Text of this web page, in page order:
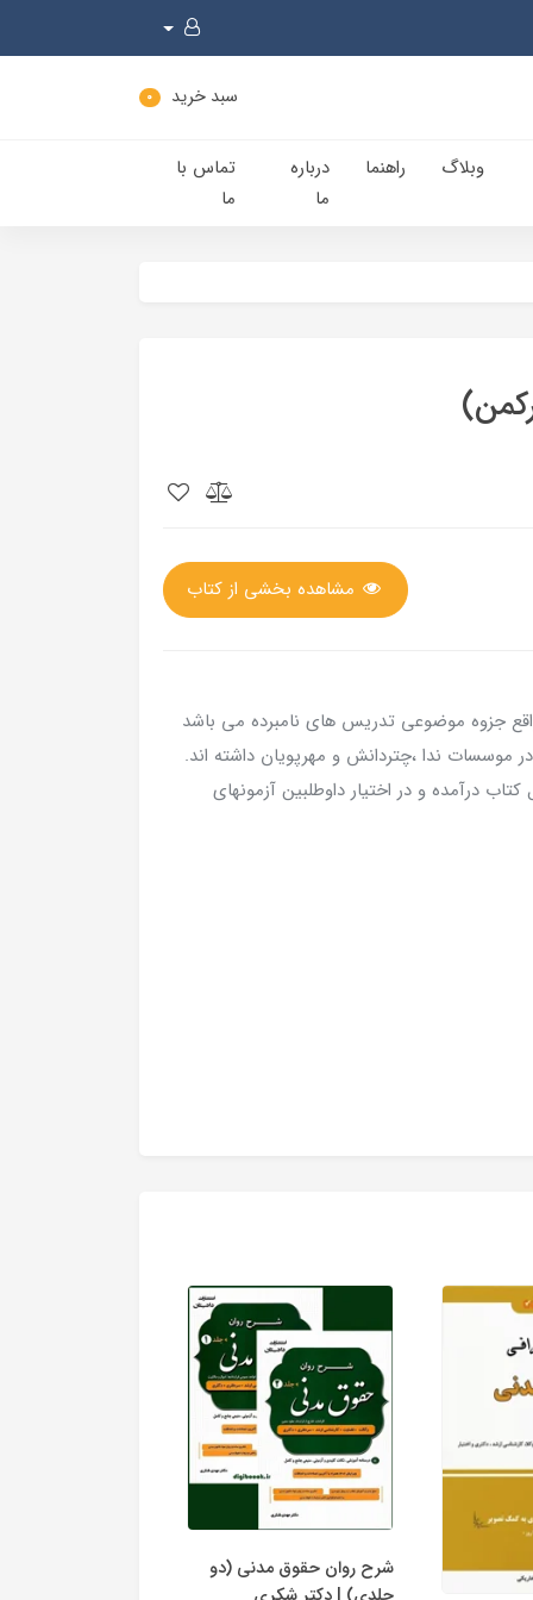
سبد خرید 0
وبلاگ راهنما
درباره
ما
تماس با
ما
مشاهده بخشی از کتاب
جزوه موضوعی تدریس های نامبرده می باشد
ندا ،چتردانش و مهرپویان داشته اند.
درآمده و در اختیار داوطلبین آزمونهای
شرح روان حقوق مدنی (دو